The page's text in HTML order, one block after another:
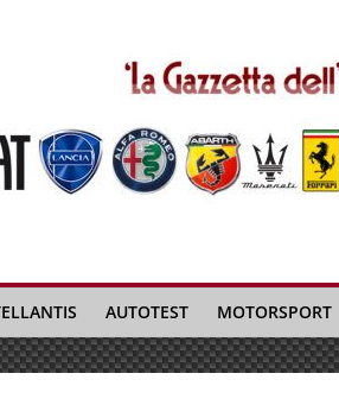
AUTOTEST MOTORSPORT